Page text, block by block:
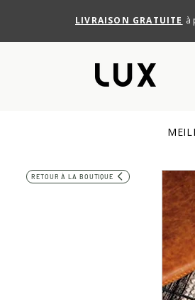
LIVRAISON GRATUITE à
RETOUR À LA BOUTIQUE